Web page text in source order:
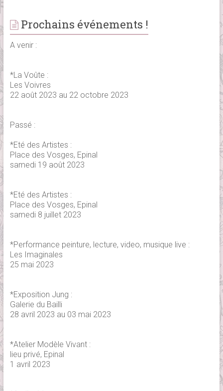
Prochains événements !
A venir :
*La Voûte :
Les Voivres
22 août 2023 au 22 octobre 2023
Passé :
*Eté des Artistes :
Place des Vosges, Epinal
samedi 19 août 2023
*Eté des Artistes :
Place des Vosges, Epinal
samedi 8 juillet 2023
*Performance peinture, lecture, video, musique live :
Les Imaginales
25 mai 2023
*Exposition Jung :
Galerie du Bailli
28 avril 2023 au 03 mai 2023
*Atelier Modèle Vivant :
lieu privé, Epinal
1 avril 2023